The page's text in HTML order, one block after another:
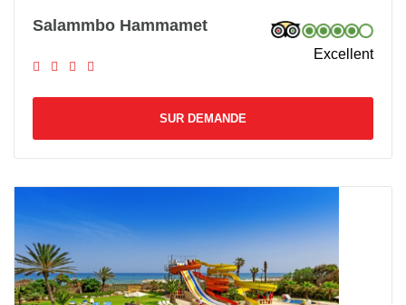
Salammbo Hammamet
Excellent
SUR DEMANDE